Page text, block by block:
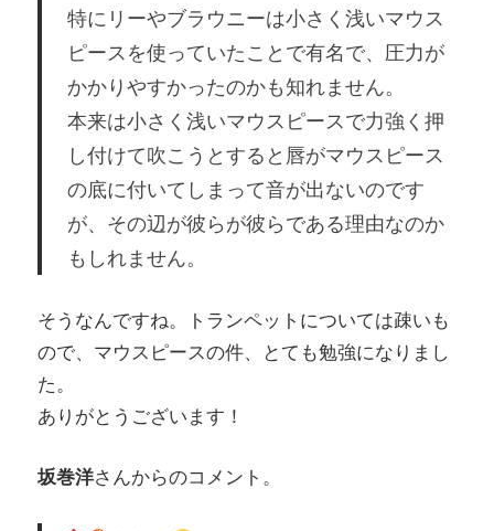
特にリーやブラウニーは小さく浅いマウス
ピースを使っていたことで有名で、圧力が
かかりやすかったのかも知れません。
本来は小さく浅いマウスピースで力強く押
し付けて吹こうとすると唇がマウスピース
の底に付いてしまって音が出ないのです
が、その辺が彼らが彼らである理由なのか
もしれません。
そうなんですね。トランペットについては疎いも
ので、マウスピースの件、とても勉強になりまし
た。
ありがとうございます！
坂巻洋さんからのコメント。